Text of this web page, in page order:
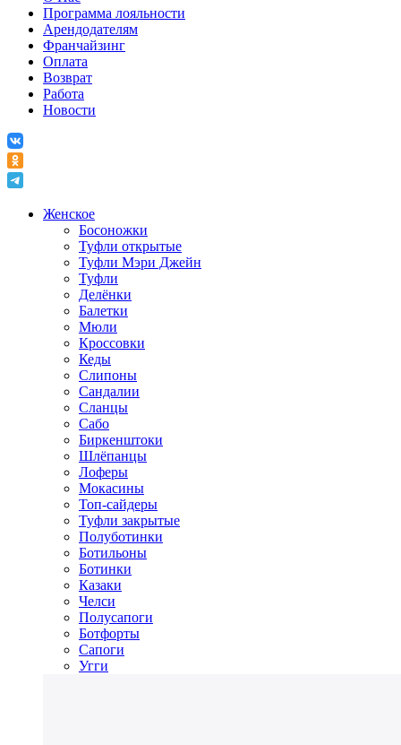
Программа лояльности
Арендодателям
Франчайзинг
Оплата
Возврат
Работа
Новости
Женское
Босоножки
Туфли открытые
Туфли Мэри Джейн
Туфли
Делёнки
Балетки
Мюли
Кроссовки
Кеды
Слипоны
Сандалии
Сланцы
Сабо
Биркенштоки
Шлёпанцы
Лоферы
Мокасины
Топ-сайдеры
Туфли закрытые
Полуботинки
Ботильоны
Ботинки
Казаки
Челси
Полусапоги
Ботфорты
Сапоги
Угги